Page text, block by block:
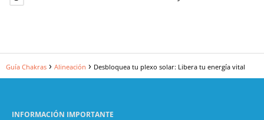
Guía Chakras Alineación Desbloquea tu plexo solar: Libera tu energía vital
INFORMACIÓN IMPORTANTE